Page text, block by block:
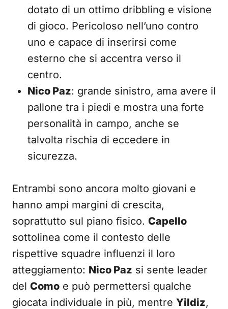
dotato di un ottimo dribbling e visione
di gioco. Pericoloso nell’uno contro
uno e capace di inserirsi come
esterno che si accentra verso il
centro.
Nico Paz: grande sinistro, ama avere il
pallone tra i piedi e mostra una forte
personalità in campo, anche se
talvolta rischia di eccedere in
sicurezza.
Entrambi sono ancora molto giovani e
hanno ampi margini di crescita,
soprattutto sul piano fisico. Capello
sottolinea come il contesto delle
rispettive squadre influenzi il loro
atteggiamento: Nico Paz si sente leader
del Como e può permettersi qualche
giocata individuale in più, mentre Yildiz,